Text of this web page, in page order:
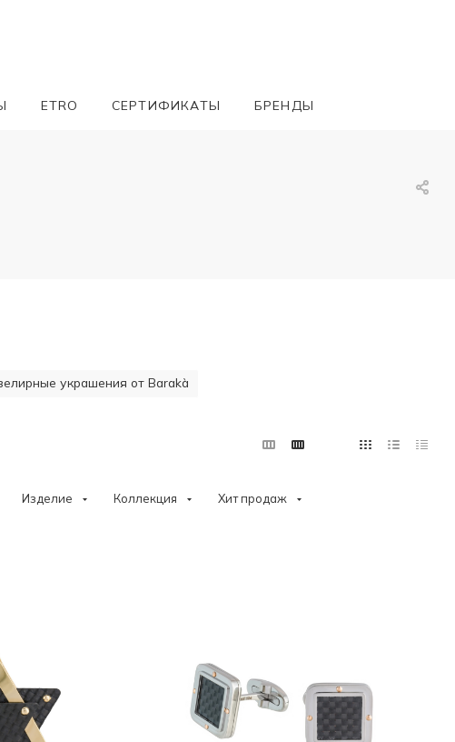
ETRO СЕРТИФИКАТЫ БРЕНДЫ
украшения от Barakà
Изделие Коллекция Хит продаж